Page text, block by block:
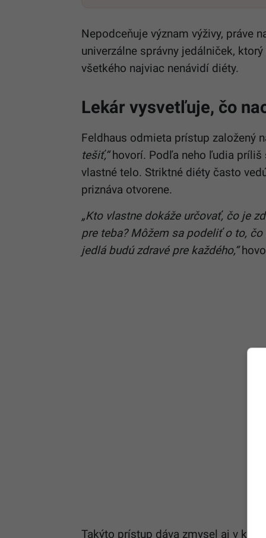
Nepodceňuje význam výživy, práve
univerzálne správny jedálniček,
všetkého najviac nenávidí diéty.
Lekár vysvetľuje, čo
Feldhaus odmieta prístup založený
tešiť,“hovorí. Podľa neho ľudia príliš
vlastné telo. Striktné diéty často
priznáva otvorene.
„Kto vlastne dokáže určovať, čo je
pre teba? Môžem sa podeliť o to,
jedlá budú zdravé pre každého,“
Takýto prístup dáva zmysel aj v